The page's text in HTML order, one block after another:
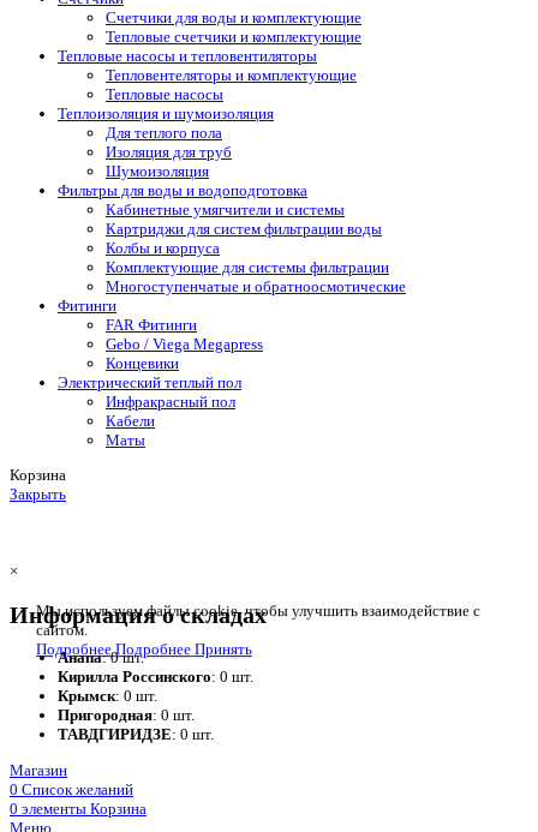
Счетчики для воды и комплектующие
Тепловые счетчики и комплектующие
Тепловые насосы и тепловентиляторы
Тепловентеляторы и комплектующие
Тепловые насосы
Теплоизоляция и шумоизоляция
Для теплого пола
Изоляция для труб
Шумоизоляция
Фильтры для воды и водоподготовка
Кабинетные умягчители и системы
Картриджи для систем фильтрации воды
Колбы и корпуса
Комплектующие для системы фильтрации
Многоступенчатые и обратноосмотические
Фитинги
FAR Фитинги
Gebo / Viega Megapress
Концевики
Электрический теплый пол
Инфракрасный пол
Кабели
Маты
Корзина
Закрыть
Мы используем файлы cookie, чтобы улучшить взаимодействие с
сайтом.
ПодробнееПодробнее Принять
×
Информация о складах
Анапа: 0 шт.
Кирилла Россинского: 0 шт.
Крымск: 0 шт.
Пригородная: 0 шт.
ТАВДГИРИДЗЕ: 0 шт.
Магазин
0 Список желаний
0 элементы Корзина
Меню